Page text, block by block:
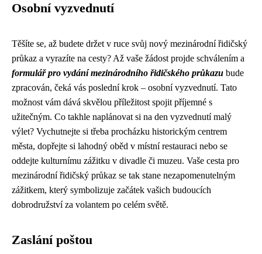
Osobní vyzvednutí
Těšíte se, až budete držet v ruce svůj nový mezinárodní řidičský
průkaz a vyrazíte na cesty? Až vaše žádost projde schválením a
formulář pro vydání mezinárodního řidičského průkazu bude
zpracován, čeká vás poslední krok – osobní vyzvednutí. Tato
možnost vám dává skvělou příležitost spojit příjemné s
užitečným. Co takhle naplánovat si na den vyzvednutí malý
výlet? Vychutnejte si třeba procházku historickým centrem
města, dopřejte si lahodný oběd v místní restauraci nebo se
oddejte kulturnímu zážitku v divadle či muzeu. Vaše cesta pro
mezinárodní řidičský průkaz se tak stane nezapomenutelným
zážitkem, který symbolizuje začátek vašich budoucích
dobrodružství za volantem po celém světě.
Zaslání poštou